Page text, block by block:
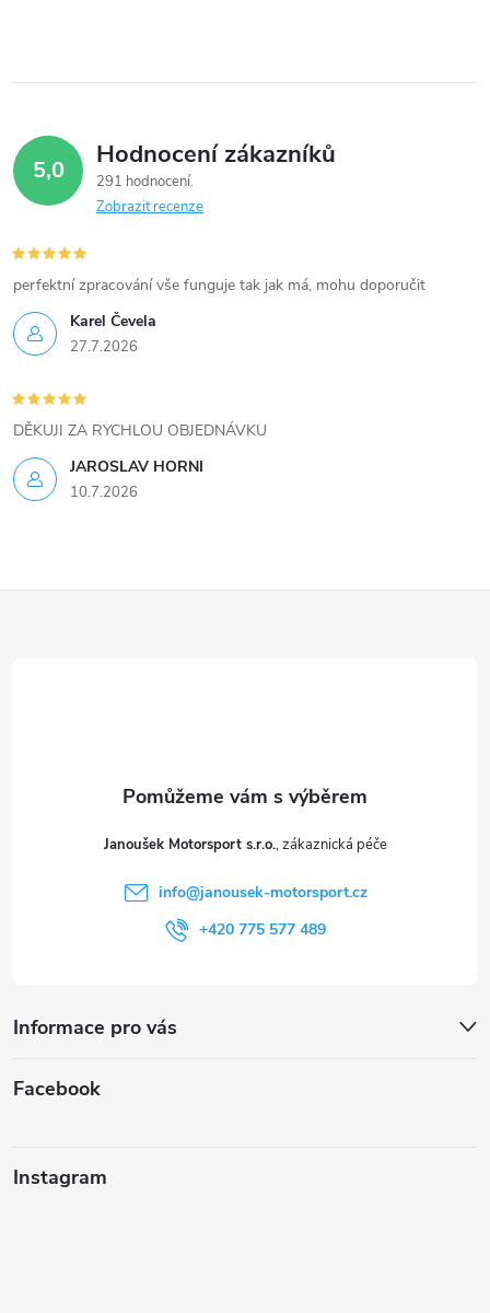
k
v
ý
p
i
s
u
5,0 Hodnocení zákazníků
291 hodnocení
Zobrazit recenze
Karel Čevela
27.7.2026
perfektní zpracování vše funguje tak jak má, mohu doporučit
JAROSLAV HORNI
10.7.2026
DĚKUJI ZA RYCHLOU OBJEDNÁVKU
Janoušek Motorsport s.r.o.
info@janousek-motorsport.cz
+420 775 577 489
Informace pro vás
Facebook
Instagram